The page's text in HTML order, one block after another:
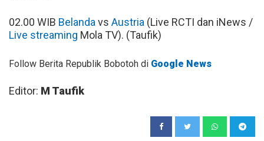
02.00 WIB Belanda vs Austria (Live RCTI dan iNews /
Live streaming Mola TV). (Taufik)
Follow Berita Republik Bobotoh di Google News
Editor: M Taufik